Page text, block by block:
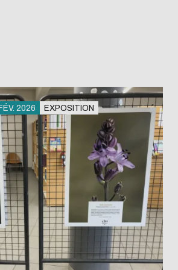
#1 | sept-25
#2 | nov-25
#3 | fev-26
#4 | mai-26
2026
EXPOSITION